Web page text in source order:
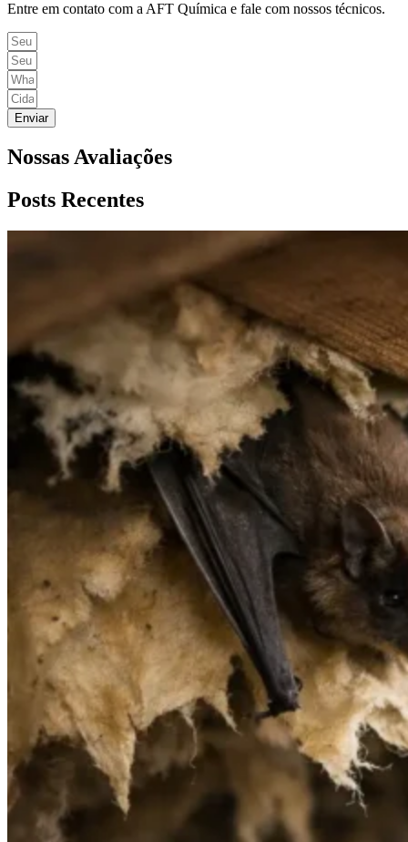
Entre em contato com a AFT Química e fale com nossos técnicos.
Enviar
Nossas Avaliações
Posts Recentes